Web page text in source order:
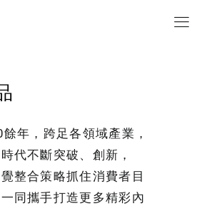
年，跨足各領域產業，
代不斷突破、創新，
整合策略抓住消費者目
同攜手打造更多精彩內